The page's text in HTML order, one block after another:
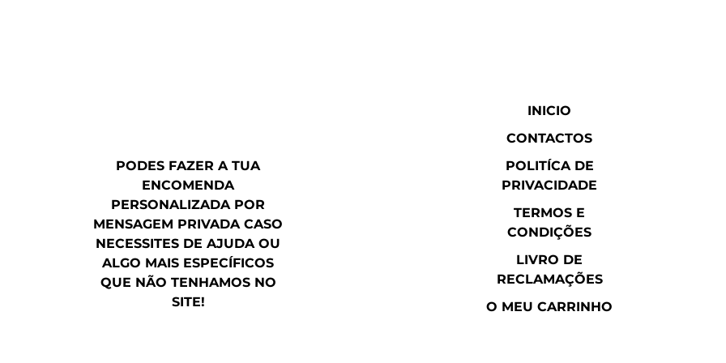
PODES FAZER A TUA
ENCOMENDA
PERSONALIZADA POR
MENSAGEM PRIVADA CASO
NECESSITES DE AJUDA OU
ALGO MAIS ESPECÍFICOS
QUE NÃO TENHAMOS NO
SITE!
INICIO
CONTACTOS
POLITÍCA DE
PRIVACIDADE
TERMOS E
CONDIÇÕES
LIVRO DE
RECLAMAÇÕES
O MEU CARRINHO